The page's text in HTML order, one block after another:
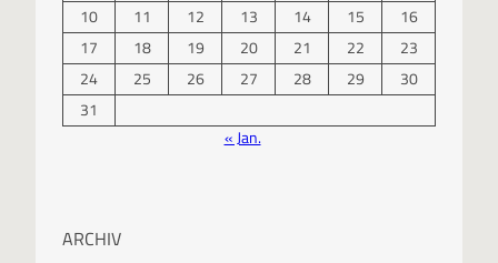
10
11 12 13 14 15
16
17
18 19 20 21 22
23
24
25 26 27 28 29
30
31
« Jan.
ARCHIV